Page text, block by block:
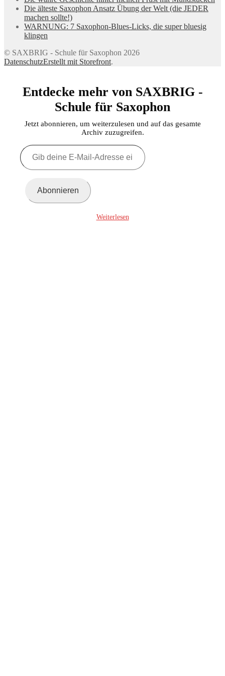
Die älteste Saxophon Ansatz Übung der Welt (die JEDER
machen sollte!)
WARNUNG: 7 Saxophon-Blues-Licks, die super bluesig
klingen
© SAXBRIG - Schule für Saxophon 2026
DatenschutzErstellt mit Storefront.
Entdecke mehr von SAXBRIG -
Schule für Saxophon
Jetzt abonnieren, um weiterzulesen und auf das gesamte
Archiv zuzugreifen.
Gib
deine
E-
Abonnieren
Weiterlesen